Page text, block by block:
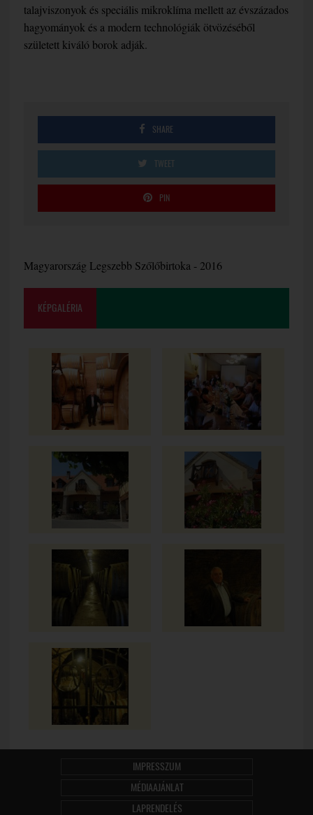
talajviszonyok és speciális mikroklíma mellett az évszázados
hagyományok és a modern technológiák ötvözéséből
született kiváló borok adják.
SHARE
TWEET
PIN
Magyarország Legszebb Szőlőbirtoka - 2016
KÉPGALÉRIA
IMPRESSZUM
MÉDIAAJÁNLAT
LAPRENDELÉS